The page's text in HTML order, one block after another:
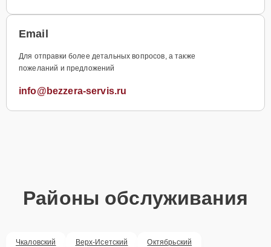
Email
Для отправки более детальных вопросов, а также
пожеланий и предложений
info@bezzera-servis.ru
Районы обслуживания
Чкаловский Верх-Исетский Октябрьский